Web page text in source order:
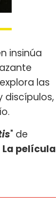
insinúa
las
discípulos,
" de
La película